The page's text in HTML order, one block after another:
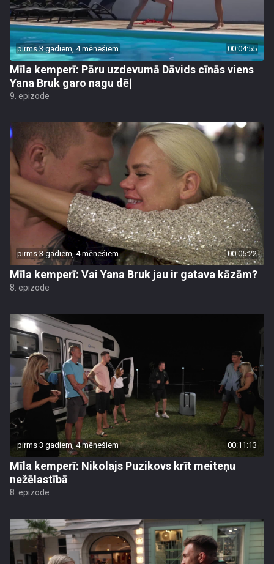
pirms 3 gadiem, 4 mēnešiem 00:04:55
Mīla kemperī: Pāru uzdevumā Dāvids cīnās viens
Yana Bruk garo nagu dēļ
9. epizode
pirms 3 gadiem, 4 mēnešiem 00:05:22
Mīla kemperī: Vai Yana Bruk jau ir gatava kāzām?
8. epizode
pirms 3 gadiem, 4 mēnešiem 00:11:13
Mīla kemperī: Nikolajs Puzikovs krīt meiteņu
nežēlastībā
8. epizode